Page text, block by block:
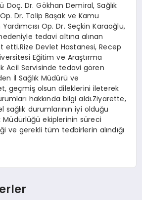
Doç. Dr. Gökhan Demiral, Sağlık
Dr. Talip Başak ve Kamu
Op. Dr. Seçkin Karaoğlu,
tedavi altına alınan
etti.Rize Devlet Hastanesi, Recep
Eğitim ve Araştırma
Acil Servisinde tedavi gören
İl Sağlık Müdürü ve
geçmiş olsun dileklerini ileterek
hakkında bilgi aldı.Ziyarette,
sağlık durumlarının iyi olduğu
Müdürlüğü ekiplerinin süreci
ve gerekli tüm tedbirlerin alındığı